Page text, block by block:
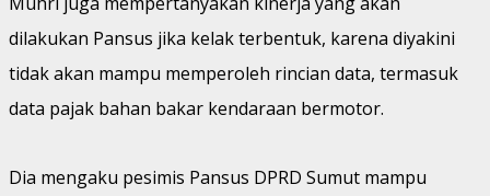
dilakukan Pansus jika kelak terbentuk, karena diyakini
tidak akan mampu memperoleh rincian data, termasuk
data pajak bahan bakar kendaraan bermotor.
Dia mengaku pesimis Pansus DPRD Sumut mampu